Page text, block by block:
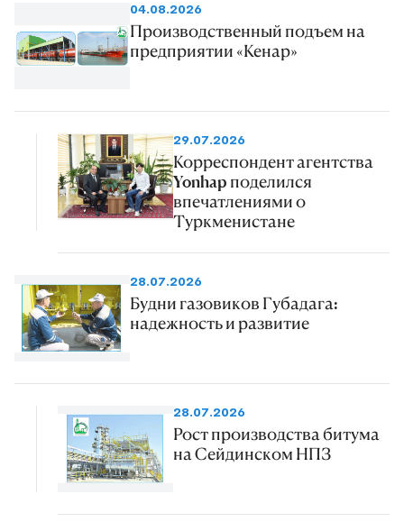
04.08.2026
Производственный подъем на
предприятии «Кенар»
29.07.2026
Корреспондент агентства
Yonhap поделился
впечатлениями о
Туркменистане
28.07.2026
Будни газовиков Губадага:
надежность и развитие
28.07.2026
Рост производства битума
на Сейдинском НПЗ